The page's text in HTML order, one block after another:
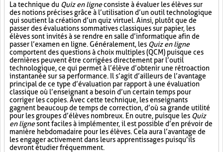
La technique du Quiz en ligneconsiste à évaluer les élèves sur
des notions précises grâce à l’utilisation d’un outil technologique
qui soutient la création d’un quiz virtuel. Ainsi, plutôt que de
passer des évaluations sommatives classiques sur papier, les
élèves sont invités à se rendre en salle d’informatique afin de
passer l’examen en ligne. Généralement, les Quiz en ligne
comportent des questions à choix multiples (QCM) puisque ces
dernières peuvent être corrigées directement par l’outil
technologique, ce qui permet à l’élève d’obtenir une rétroaction
instantanée sur sa performance. Il s’agit d’ailleurs de l’avantage
principal de ce type d’évaluation par rapport à une évaluation
classique où l’enseignant a besoin d’un certain temps pour
corriger les copies. Avec cette technique, les enseignants
gagnent beaucoup de temps de correction, d’où sa grande utilité
pour les groupes d’élèves nombreux. En outre, puisque les Quiz
en lignesont faciles à implémenter, il est possible d’en prévoir de
manière hebdomadaire pour les élèves. Cela aura l’avantage de
les engager activement dans leurs apprentissages puisqu’ils
devront étudier fréquemment.